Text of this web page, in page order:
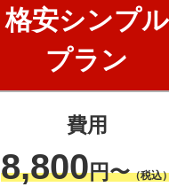
格安シンプル
プラン
費用
8,800円〜（税込